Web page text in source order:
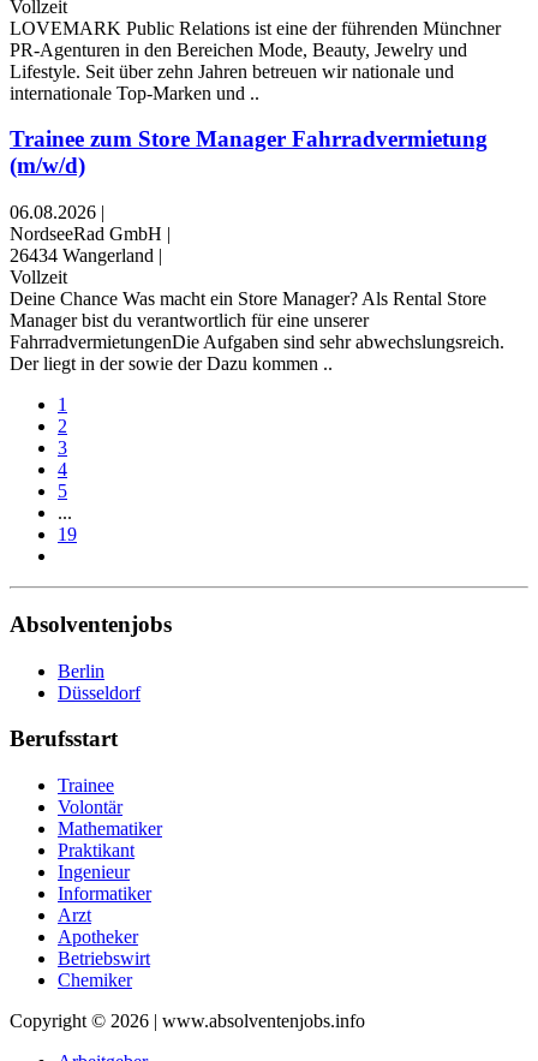
Vollzeit
LOVEMARK Public Relations ist eine der führenden Münchner
PR-Agenturen in den Bereichen Mode, Beauty, Jewelry und
Lifestyle. Seit über zehn Jahren betreuen wir nationale und
internationale Top-Marken und ..
Trainee zum Store Manager Fahrradvermietung
(m/w/d)
06.08.2026 |
NordseeRad GmbH |
26434 Wangerland |
Vollzeit
Deine Chance Was macht ein Store Manager? Als Rental Store
Manager bist du verantwortlich für eine unserer
FahrradvermietungenDie Aufgaben sind sehr abwechslungsreich.
Der liegt in der sowie der Dazu kommen ..
1
2
3
4
5
...
19
Absolventenjobs
Berlin
Düsseldorf
Berufsstart
Trainee
Volontär
Mathematiker
Praktikant
Ingenieur
Informatiker
Arzt
Apotheker
Betriebswirt
Chemiker
Copyright © 2026 | www.absolventenjobs.info